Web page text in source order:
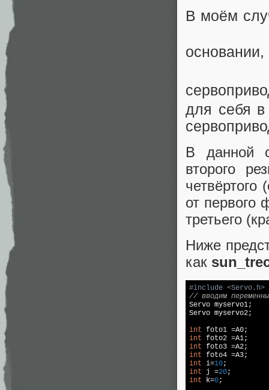
В моём
для себя в
В данной
второго
от первого
третьего
Ниже
как
#include <Servo.h>
// вводим
Servo myservo1;
Servo myservo2;
int
int
int
int
int i=10
int j =20
int k=0;